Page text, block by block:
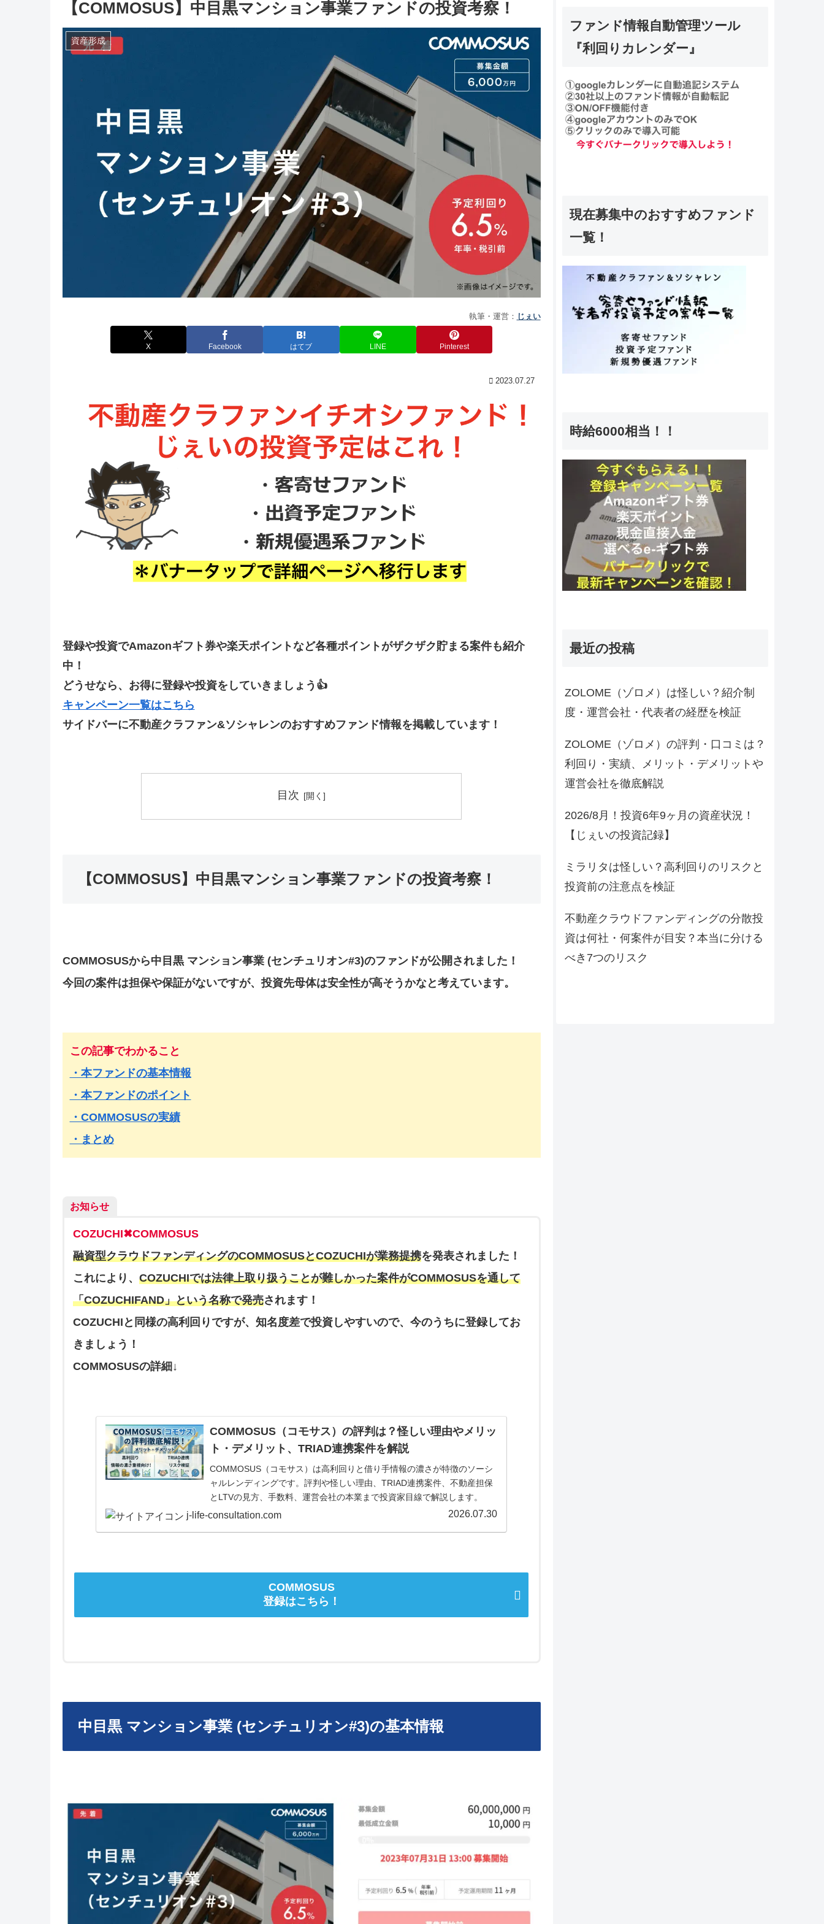
【COMMOSUS】中目黒マンション事業ファンドの投資考察！
資産形成
執筆・運営： じぇい
X Facebook はてブ LINE Pinterest
2023.07.27
登録や投資でAmazonギフト券や楽天ポイントなど各種ポイントがザクザク貯まる案件も紹介
中！
どうせなら、お得に登録や投資をしていきましょう👍
キャンペーン一覧はこちら
サイドバーに不動産クラファン&ソシャレンのおすすめファンド情報を掲載しています！
目次
【COMMOSUS】中目黒マンション事業ファンドの投資考察！
COMMOSUSから中目黒 マンション事業 (センチュリオン#3)のファンドが公開されました！
今回の案件は担保や保証がないですが、投資先母体は安全性が高そうかなと考えています。
この記事でわかること
・本ファンドの基本情報
・本ファンドのポイント
・COMMOSUSの実績
・まとめ
お知らせ
COZUCHI✖︎COMMOSUS
融資型クラウドファンディングのCOMMOSUSとCOZUCHIが業務提携を発表されました！
これにより、 COZUCHIでは法律上取り扱うことが難しかった案件がCOMMOSUSを通して
「COZUCHIFAND」という名称で発売されます！
COZUCHIと同様の高利回りですが、知名度差で投資しやすいので、今のうちに登録してお
きましょう！
COMMOSUSの詳細↓
COMMOSUS（コモサス）の評判は？怪しい理由やメリッ
ト・デメリット、TRIAD連携案件を解説
COMMOSUS（コモサス）は高利回りと借り手情報の濃さが特徴のソーシ
ャルレンディングです。評判や怪しい理由、TRIAD連携案件、不動産担保
とLTVの見方、手数料、運営会社の本業まで投資家目線で解説します。
j-life-consultation.com 2026.07.30
COMMOSUS
登録はこちら！
中目黒 マンション事業 (センチュリオン#3)の基本情報
ファンド情報自動管理ツール
『利回りカレンダー』
現在募集中のおすすめファンド
一覧！
時給6000相当！！
最近の投稿
ZOLOME（ゾロメ）は怪しい？紹介制
度・運営会社・代表者の経歴を検証
ZOLOME（ゾロメ）の評判・口コミは？
利回り・実績、メリット・デメリットや
運営会社を徹底解説
2026/8月！投資6年9ヶ月の資産状況！
【じぇいの投資記録】
ミラリタは怪しい？高利回りのリスクと
投資前の注意点を検証
不動産クラウドファンディングの分散投
資は何社・何案件が目安？本当に分ける
べき7つのリスク